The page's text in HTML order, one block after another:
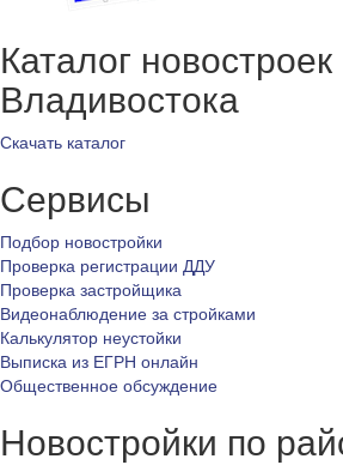
Каталог новостроек
Владивостока
Скачать каталог
Сервисы
Подбор новостройки
Проверка регистрации ДДУ
Проверка застройщика
Видеонаблюдение за стройками
Калькулятор неустойки
Выписка из ЕГРН онлайн
Общественное обсуждение
Новостройки по